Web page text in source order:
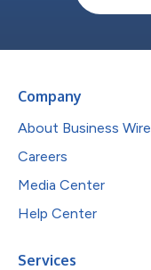
Company
About Business Wire
Careers
Media Center
Help Center
Services